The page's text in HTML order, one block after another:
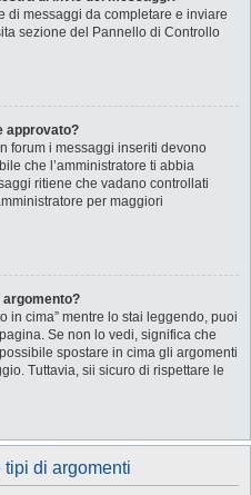
di messaggi da completare e inviare
sezione del Pannello di Controllo
approvato?
forum i messaggi inseriti devono
che l’amministratore ti abbia
ritiene che vadano controllati
per maggiori
argomento?
in cima” mentre lo stai leggendo, puoi
Se non lo vedi, significa che
spostare in cima gli argomenti
Tuttavia, sii sicuro di rispettare le
tipi di argomenti